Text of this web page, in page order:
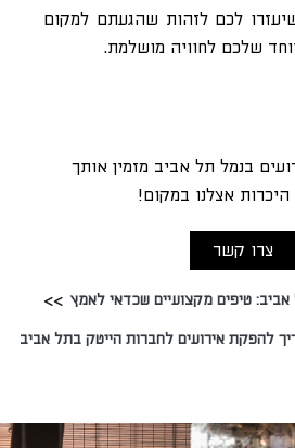
לכם לזהות שהגעתם למקום
שלכם לחוויה מושלמת.
בנמל תל אביב מזמין אותך
אצלנו במקום!
צרו קשר
טיפים מקצועיים שכדאי לאמץ
להפקת אירועים לחברות הייטק בתל אביב